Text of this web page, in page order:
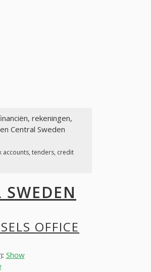
rekeningen,
Central Sweden
accounts, tenders, credit
SWEDEN
OFFICE
: Show